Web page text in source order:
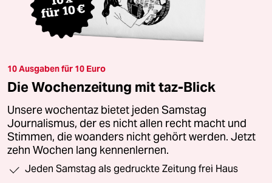
10 Ausgaben für 10 Euro
Die Wochenzeitung mit taz-Blick
Unsere wochentaz bietet jeden Samstag
Journalismus, der es nicht allen recht macht und
Stimmen, die woanders nicht gehört werden. Jetzt
zehn Wochen lang kennenlernen.
Jeden Samstag als gedruckte Zeitung frei Haus